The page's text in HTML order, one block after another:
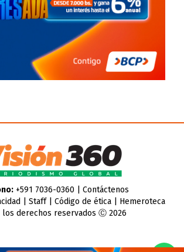
+591 7036-0360 | Contáctenos
Staff| Código de ética| Hemeroteca
los derechos reservados Ⓒ 2026